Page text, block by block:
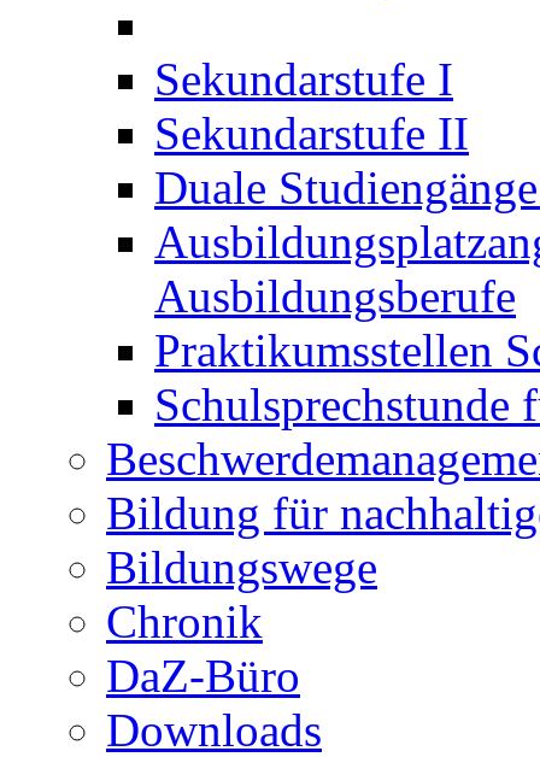
Sekundarstufe I
Sekundarstufe II
Duale
Ausbildungsberufe
Praktikumsstellen
Schulsprechstunde
Bildung für
Bildungswege
Chronik
DaZ-Büro
Downloads